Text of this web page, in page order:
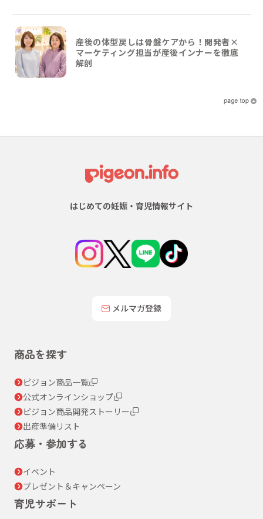
産後の体型戻しは骨盤ケアから！開発者×
マーケティング担当が産後インナーを徹底
解剖
はじめての妊娠・育児情報サイト
メルマガ登録
商品を探す
ピジョン商品一覧
公式オンラインショップ
ピジョン商品開発ストーリー
出産準備リスト
応募・参加する
イベント
プレゼント＆キャンペーン
育児サポート